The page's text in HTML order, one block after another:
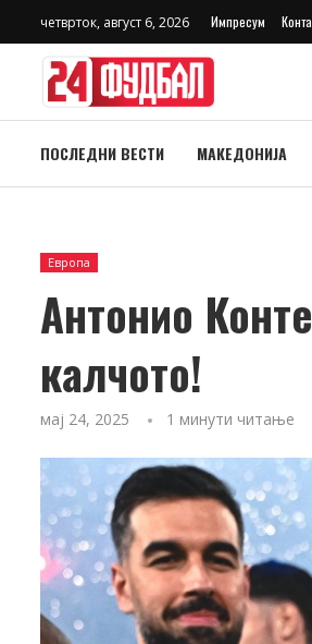
четврток, август 6, 2026 Импресум
ПОСЛЕДНИ ВЕСТИ МАКЕДОНИЈА
Европа
Антонио
калчото!
мај 24, 2025 1 минути читање